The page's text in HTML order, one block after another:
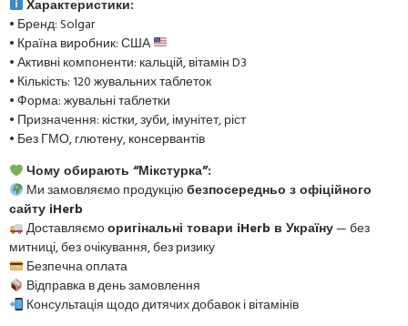
Характеристики:
• Бренд: Solgar
• Країна виробник: США
• Активні компоненти: кальцій, вітамін D3
• Кількість: 120 жувальних таблеток
• Форма: жувальні таблетки
• Призначення: кістки, зуби, імунітет, ріст
• Без ГМО, глютену, консервантів
Чому обирають “Мікстурка”:
Ми замовляємо продукціюбезпосередньо з офіційного
сайту iHerb
Доставляємооригінальні товари iHerb в Україну— без
митниці, без очікування, без ризику
Безпечна оплата
Відправка в день замовлення
Консультація щодо дитячих добавок і вітамінів